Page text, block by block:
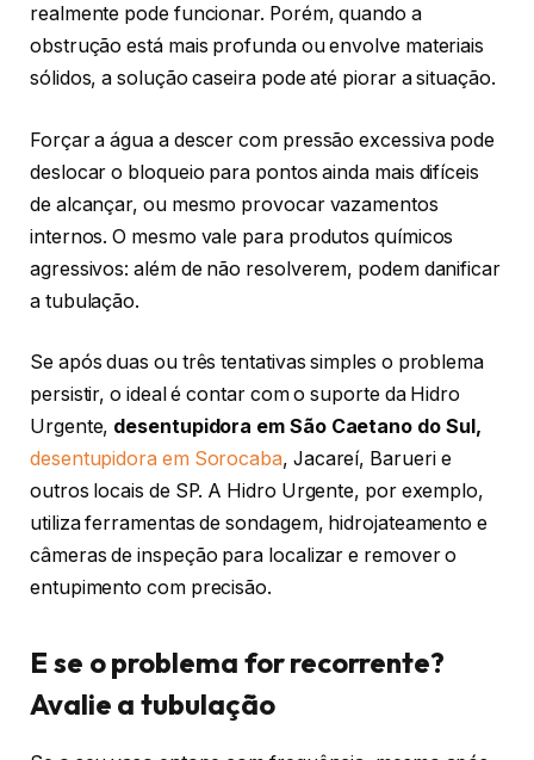
realmente pode funcionar. Porém, quando a
obstrução está mais profunda ou envolve materiais
sólidos, a solução caseira pode até piorar a situação.
Forçar a água a descer com pressão excessiva pode
deslocar o bloqueio para pontos ainda mais difíceis
de alcançar, ou mesmo provocar vazamentos
internos. O mesmo vale para produtos químicos
agressivos: além de não resolverem, podem danificar
a tubulação.
Se após duas ou três tentativas simples o problema
persistir, o ideal é contar com o suporte da Hidro
Urgente, desentupidora em São Caetano do Sul,
desentupidora em Sorocaba, Jacareí, Barueri e
outros locais de SP. A Hidro Urgente, por exemplo,
utiliza ferramentas de sondagem, hidrojateamento e
câmeras de inspeção para localizar e remover o
entupimento com precisão.
E se o problema for recorrente?
Avalie a tubulação